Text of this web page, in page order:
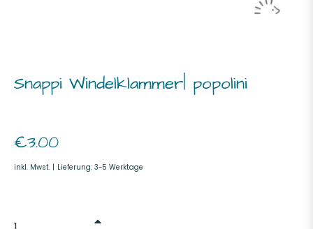
Snappi Windelklammer| popolini
Normaler
€3.00
inkl. Mwst. | Lieferung: 3-5 Werktage